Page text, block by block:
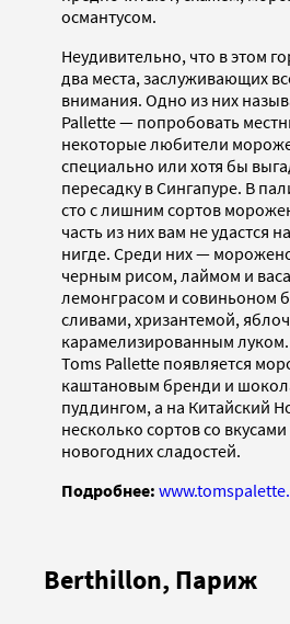
османтусом.
Неудивительно, что в этом
два места, заслуживающих
внимания. Одно из них
Pallette — попробовать
некоторые любители
специально или хотя бы
пересадку в Сингапуре. В
сто с лишним сортов
часть из них вам не удастся
нигде. Среди них —
черным рисом, лаймом и
лемонграсом и совиньоном
сливами, хризантемой,
карамелизированным
Toms Pallette появляется
каштановым бренди и
пуддингом, а на Китайский
несколько сортов со
новогодних сладостей.
Подробнее:
Berthillon, Париж